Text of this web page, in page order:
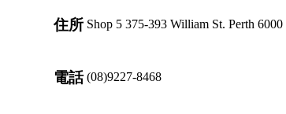
住所 Shop 5 375-393 William St. Perth 6000
電話 (08)9227-8468